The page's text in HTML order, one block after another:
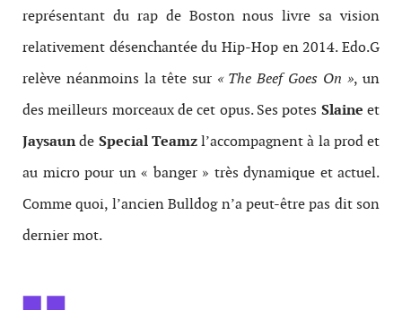
représentant du rap de Boston nous livre sa vision
relativement désenchantée du Hip-Hop en 2014. Edo.G
relève néanmoins la tête sur « The Beef Goes On », un
des meilleurs morceaux de cet opus. Ses potes Slaine et
Jaysaunde Special Teamzl’accompagnent à la prod et
au micro pour un « banger » très dynamique et actuel.
Comme quoi, l’ancien Bulldog n’a peut-être pas dit son
dernier mot.